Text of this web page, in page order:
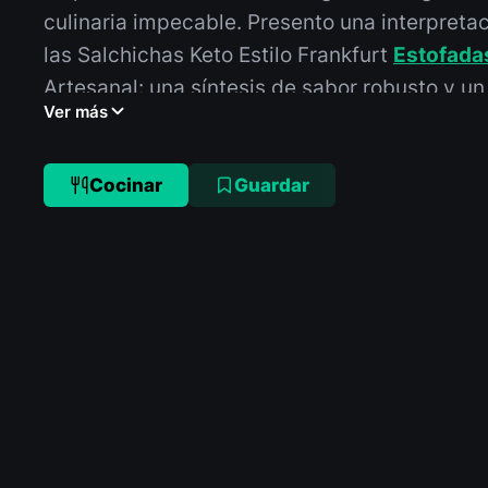
culinaria impecable. Presento una
las Salchichas Keto Estilo Frankfurt
Artesanal: una síntesis de sabor robusto y
macronutricional optimizado. Esta receta no
grasas saludables yproteínas de alta calidad
Ver más
Cocinar Guardar